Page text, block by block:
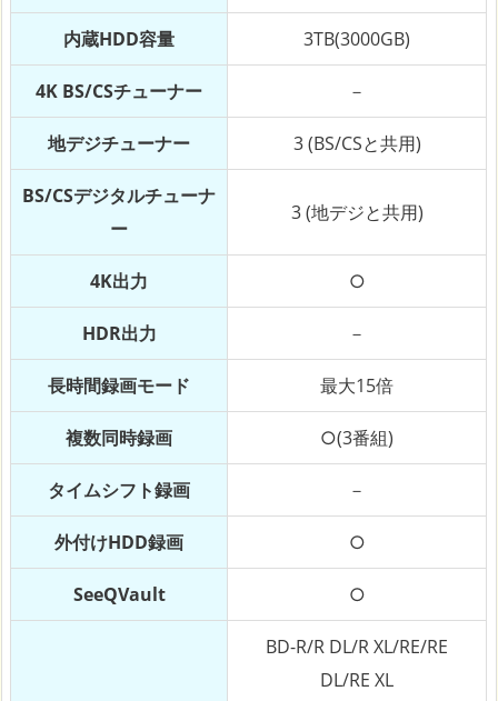
内蔵HDD容量 3TB(3000GB)
4K BS/CSチューナー －
地デジチューナー 3 (BS/CSと共用)
BS/CSデジタルチューナ
ー
3 (地デジと共用)
4K出力 ○
HDR出力 －
長時間録画モード 最大15倍
複数同時録画 ○(3番組)
タイムシフト録画 －
外付けHDD録画 ○
SeeQVault ○
BD-R/R DL/R XL/RE/RE
DL/RE XL